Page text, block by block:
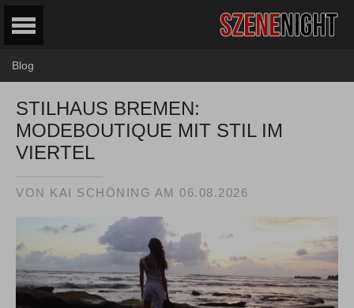
Blog
STILHAUS BREMEN:
MODEBOUTIQUE MIT STIL IM
VIERTEL
VON KAI SCHÖNING AM 06.08.2026